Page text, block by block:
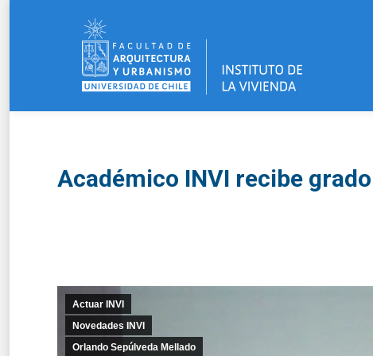
Académico INVI recibe
Actuar INVI
Novedades INVI
Orlando Sepúlveda Mellado